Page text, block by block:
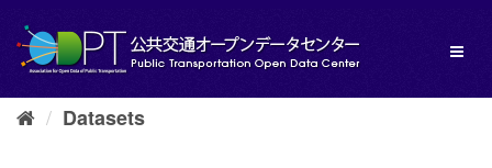
content
Datasets